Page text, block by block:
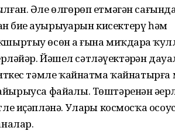
Әле өлгөрөп етмәгән
биҙе ауырыуҙарын кисектерү һәм
өсөн аҙ ғына миҡдарҙа
Йәшел сәтләүектәрҙән
тәмле ҡайнатма ҡайнатырға
айырыуса файҙалы. Төштәренән
иҫәпләнә. Уларҙы космосҡа